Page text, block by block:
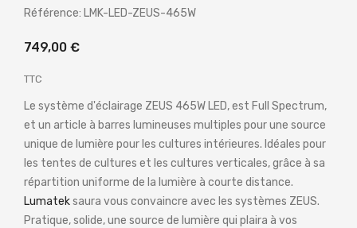
Référence: LMK-LED-ZEUS-465W
749,00 €
TTC
Le système d'éclairage ZEUS 465W LED, est Full Spectrum,
et un article à barres lumineuses multiples pour une source
unique de lumière pour les cultures intérieures. Idéales pour
les tentes de cultures et les cultures verticales, grâce à sa
répartition uniforme de la lumière à courte distance.
Lumateksaura vous convaincre avec les systèmes ZEUS.
Pratique, solide, une source de lumière qui plaira à vos